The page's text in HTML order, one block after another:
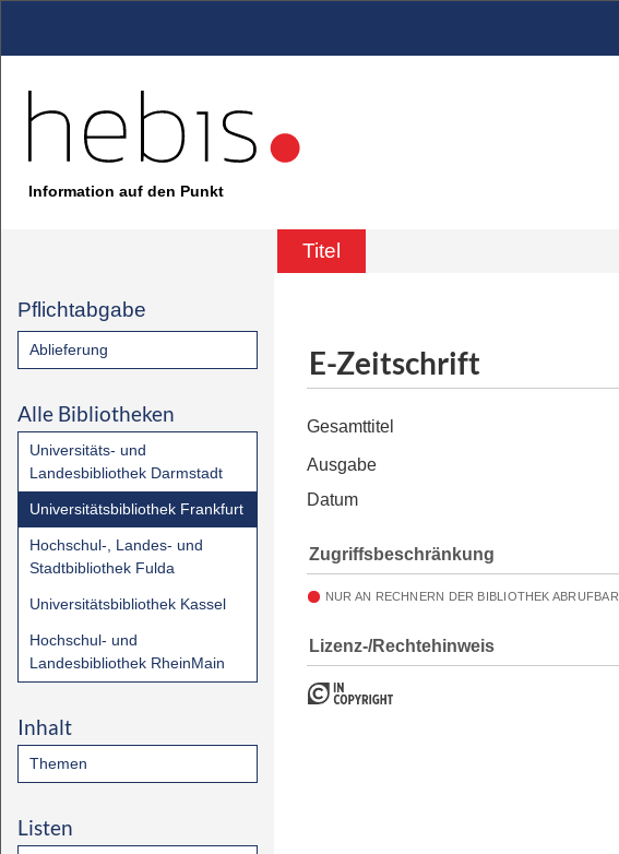
Information auf den Punkt
Titel
Pflichtabgabe
Ablieferung
Alle Bibliotheken
Universitäts- und
Landesbibliothek Darmstadt
Universitätsbibliothek Frankfurt
Hochschul-, Landes- und
Stadtbibliothek Fulda
Universitätsbibliothek Kassel
Hochschul- und
Landesbibliothek RheinMain
Inhalt
Themen
Listen
E-Zeitschrift
Gesamttitel
Ausgabe
Datum
Zugriffsbeschränkung
NUR AN RECHNERN DER BIBLIOTHEK ABRUFBAR
Lizenz-/Rechtehinweis